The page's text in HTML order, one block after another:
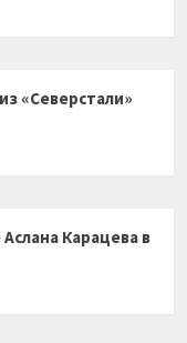
«Северстали»
Карацева в